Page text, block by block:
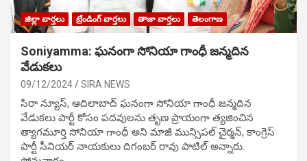
జిల్లా వార్తలు ట్రేండింగ్ వార్తలు తాజా వార్తలు తెలంగాణ
Soniyamma: ఘ‌నంగా సోనియా గాంధీ జ‌న్మ‌దిన
వేడుక‌లు
09/12/2024 SIRA NEWS
సిరా న్యూస్, ఆదిలాబాద్ ఘ‌నంగా సోనియా గాంధీ జ‌న్మ‌దిన
వేడుక‌లు పార్టీ కోసం ప‌ద‌వుల‌ను తృణ ప్రాయంగా త్య‌జించిన
త్యాగమూర్తి సోనియా గాంధీ అని మాజీ మున్సిప‌ల్ చైర్మ‌న్, కాంగ్రెస్
పార్టీ సీనియ‌ర్ నాయ‌కులు దిగంబ‌ర్ రావు పాటిల్ అన్నారు.